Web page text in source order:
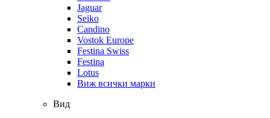
Jaguar
Seiko
Candino
Vostok Europe
Festina Swiss
Festina
Lotus
Виж всички марки
Вид